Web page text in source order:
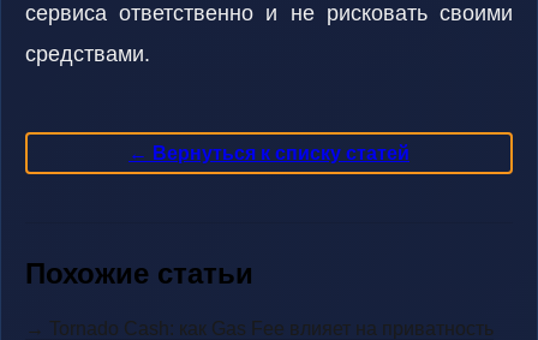
сервиса ответственно и не рисковать своими
средствами.
← Вернуться к списку статей
Похожие статьи
→ Tornado Cash: как Gas Fee влияет на приватность